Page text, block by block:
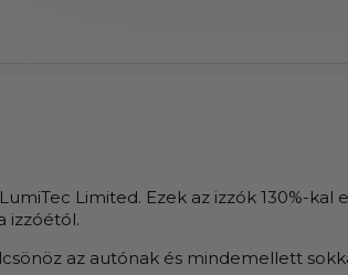
Limited. Ezek az izzók 130%-kal
izzóétól.
az autónak és mindemellett